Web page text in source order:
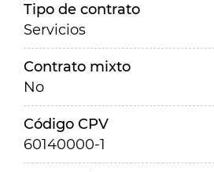
Tipo de contrato
Servicios
Contrato mixto
No
Código CPV
60140000-1